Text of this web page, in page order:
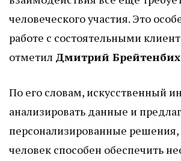
человеческого участия. Это
работе с состоятельными
отметил Дмитрий
По его словам, искусственный
анализировать данные и
персонализированные
человек способен обеспечить